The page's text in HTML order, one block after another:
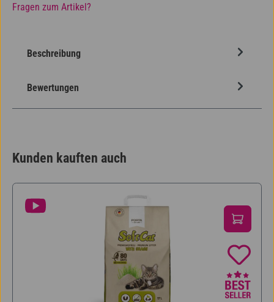
Fragen zum Artikel?
Beschreibung
Bewertungen
Kunden kauften auch